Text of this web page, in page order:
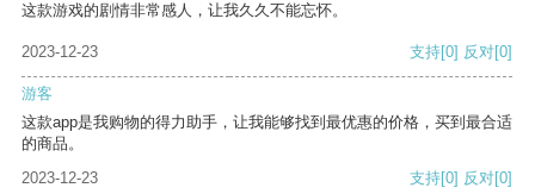
这款游戏的剧情非常感人，让我久久不能忘怀。
2023-12-23 支持[0] 反对[0]
游客
这款app是我购物的得力助手，让我能够找到最优惠的价格，买到最合适
的商品。
2023-12-23
支持[0] 反对[0]